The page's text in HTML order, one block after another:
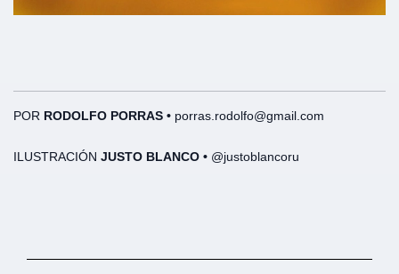
POR RODOLFO PORRAS • porras.rodolfo@gmail.com
ILUSTRACIÓN JUSTO BLANCO • @justoblancoru